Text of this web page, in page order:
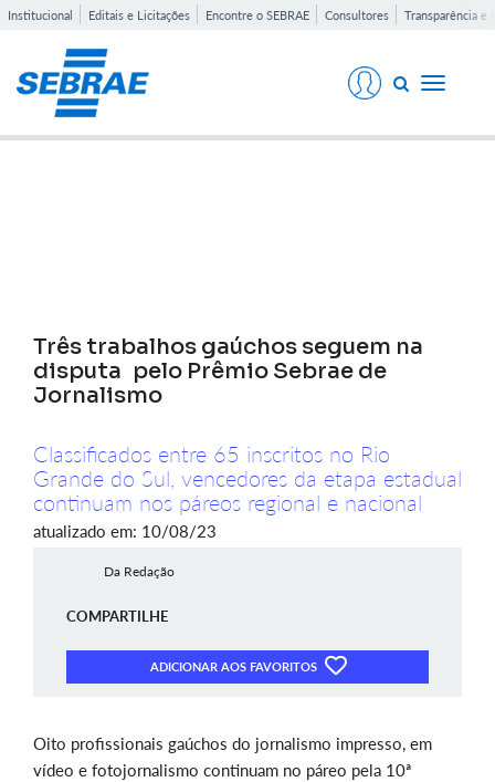
Institucional Editais e Licitações Encontre o SEBRAE Consultores Transparência e
Toggle
Três trabalhos gaúchos seguem na
disputa pelo Prêmio Sebrae de
Jornalismo
Classificados entre 65 inscritos no Rio
Grande do Sul, vencedores da etapa estadual
continuam nos páreos regional e nacional
atualizado em: 10/08/23
Da Redação
COMPARTILHE
ADICIONAR AOS FAVORITOS
Oito profissionais gaúchos do jornalismo impresso, em
vídeo e fotojornalismo continuam no páreo pela 10ª